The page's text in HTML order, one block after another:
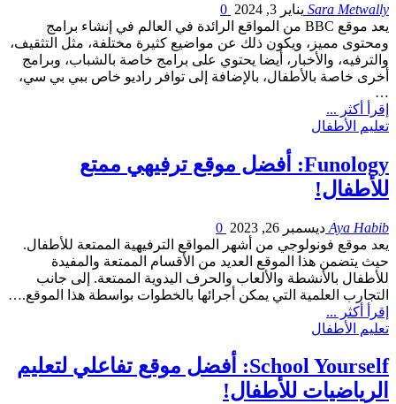
Sara Metwally يناير 3, 2024
يعد موقع BBC من المواقع الرائدة في العالم في إنشاء برامج
ومحتوى مميز، ويكون ذلك عن مواضيع كثيرة مختلفة، مثل التثقيف،
والترفيه، والأخبار، أيضا يحتوي على برامج خاصة بالشباب، وبرامج
أخرى خاصة بالأطفال، بالإضافة إلى توافر راديو خاص ببي بي سي،
…
إقرأ أكثر ...
تعليم الأطفال
Funology: أفضل موقع ترفيهي ممتع
للأطفال!
Aya Habib ديسمبر 26, 2023
يعد موقع فونولوجي من أشهر المواقع الترفيهية الممتعة للأطفال.
حيث يتضمن هذا الموقع العديد من الأقسام الممتعة والمفيدة
للأطفال بالأنشطة والألعاب والحرف اليدوية الممتعة. إلى جانب
التجارب العلمية التي يمكن أجرائها بالخطوات بواسطة هذا الموقع.…
إقرأ أكثر ...
تعليم الأطفال
School Yourself: أفضل موقع تفاعلي لتعليم
الرياضيات للأطفال!